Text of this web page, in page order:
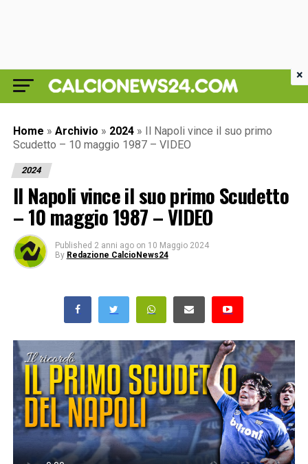
Home » Archivio » 2024 » Il Napoli vince il suo primo
Scudetto – 10 maggio 1987 – VIDEO
2024
Il Napoli vince il suo primo Scudetto
– 10 maggio 1987 – VIDEO
Published 2 anni ago on 10 Maggio 2024
By Redazione CalcioNews24
×